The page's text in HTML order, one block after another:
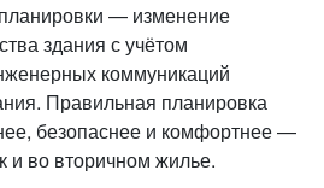
— изменение
здания с учётом
коммуникаций
Правильная планировка
безопаснее и комфортнее —
и во вторичном жилье.